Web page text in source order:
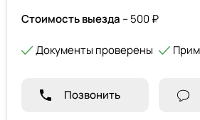
Стоимость выезда – 500 ₽
Документы проверены
Позвонить